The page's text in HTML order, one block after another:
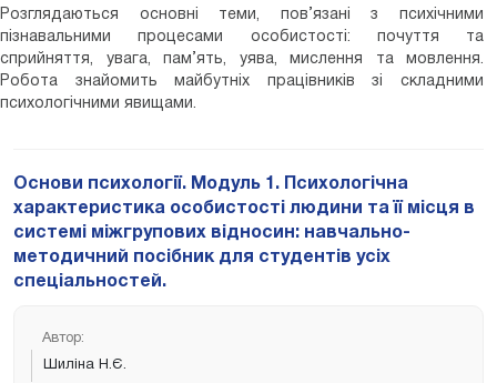
Розглядаються основні теми, пов’язані з психічними
пізнавальними процесами особистості: почуття та
сприйняття, увага, пам’ять, уява, мислення та мовлення.
Робота знайомить майбутніх працівників зі складними
психологічними явищами.
Основи психології. Модуль 1. Психологічна
характеристика особистості людини та її місця в
системі міжгрупових відносин: навчально-
методичний посібник для студентів усіх
спеціальностей.
Автор:
Шиліна Н.Є.